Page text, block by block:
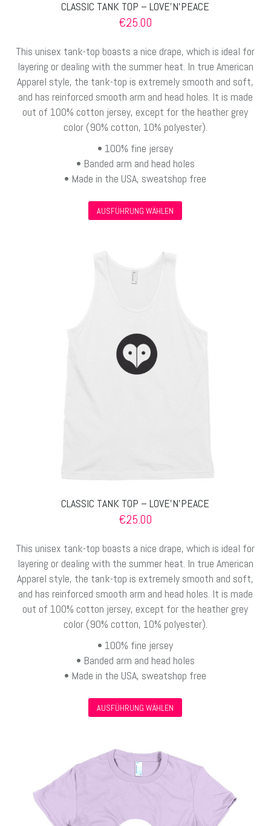
CLASSIC TANK TOP – LOVE’N’PEACE
€25.00
This unisex tank-top boasts a nice drape, which is ideal for
layering or dealing with the summer heat. In true American
Apparel style, the tank-top is extremely smooth and soft,
and has reinforced smooth arm and head holes. It is made
out of 100% cotton jersey, except for the heather grey
color (90% cotton, 10% polyester).
• 100% fine jersey
• Banded arm and head holes
• Made in the USA, sweatshop free
AUSFÜHRUNG WÄHLEN
Produkt
können
CLASSIC TANK TOP – LOVE’N’PEACE
€25.00
This unisex tank-top boasts a nice drape, which is ideal for
layering or dealing with the summer heat. In true American
Apparel style, the tank-top is extremely smooth and soft,
and has reinforced smooth arm and head holes. It is made
out of 100% cotton jersey, except for the heather grey
color (90% cotton, 10% polyester).
• 100% fine jersey
• Banded arm and head holes
• Made in the USA, sweatshop free
AUSFÜHRUNG WÄHLEN
Produkt
Varianten
auf.
Die